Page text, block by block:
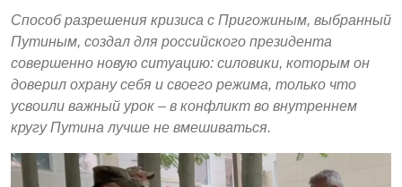
Cпособ разрешения кризиса с Пригожиным, выбранный
Путиным, создал для российского президента
совершенно новую ситуацию: силовики, которым он
доверил охрану себя и своего режима, только что
усвоили важный урок – в конфликт во внутреннем
кругу Путина лучше не вмешиваться.